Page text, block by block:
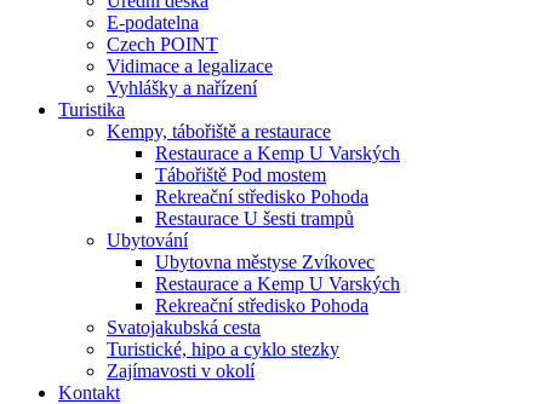
E-podatelna
Czech POINT
Vidimace a legalizace
Vyhlášky a nařízení
Turistika
Kempy, tábořiště a restaurace
Restaurace a Kemp U Varských
Tábořiště Pod mostem
Rekreační středisko Pohoda
Restaurace U šesti trampů
Ubytování
Ubytovna městyse Zvíkovec
Restaurace a Kemp U Varských
Rekreační středisko Pohoda
Svatojakubská cesta
Turistické, hipo a cyklo stezky
Zajímavosti v okolí
Kontakt